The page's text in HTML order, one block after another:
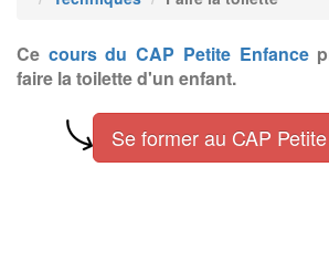
Ce cours du CAP Petite Enfance
faire la toilette d'un enfant.
Se former au CAP